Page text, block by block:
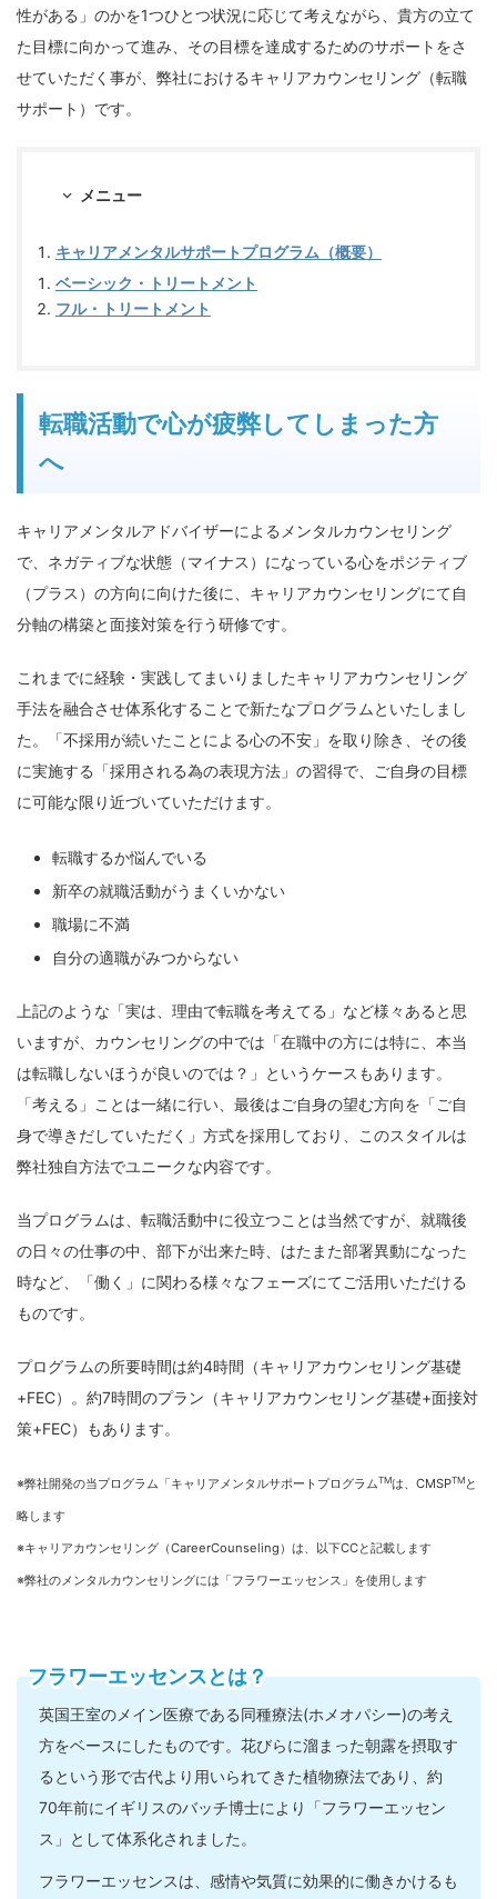
性がある」のかを1つひとつ状況に応じて考えながら、貴方の立て
た目標に向かって進み、その目標を達成するためのサポートをさ
せていただく事が、弊社におけるキャリアカウンセリング（転職
サポート）です。
メニュー
キャリアメンタルサポートプログラム（概要）
ベーシック・トリートメント
フル・トリートメント
転職活動で心が疲弊してしまった方
へ
キャリアメンタルアドバイザーによるメンタルカウンセリング
で、ネガティブな状態（マイナス）になっている心をポジティブ
（プラス）の方向に向けた後に、キャリアカウンセリングにて自
分軸の構築と面接対策を行う研修です。
これまでに経験・実践してまいりましたキャリアカウンセリング
手法を融合させ体系化することで新たなプログラムといたしまし
た。「不採用が続いたことによる心の不安」を取り除き、その後
に実施する「採用される為の表現方法」の習得で、ご自身の目標
に可能な限り近づいていただけます。
転職するか悩んでいる
新卒の就職活動がうまくいかない
職場に不満
自分の適職がみつからない
上記のような「実は、理由で転職を考えてる」など様々あると思
いますが、カウンセリングの中では「在職中の方には特に、本当
は転職しないほうが良いのでは？」というケースもあります。
「考える」ことは一緒に行い、最後はご自身の望む方向を「ご自
身で導きだしていただく」方式を採用しており、このスタイルは
弊社独自方法でユニークな内容です。
当プログラムは、転職活動中に役立つことは当然ですが、就職後
の日々の仕事の中、部下が出来た時、はたまた部署異動になった
時など、「働く」に関わる様々なフェーズにてご活用いただける
ものです。
プログラムの所要時間は約4時間（キャリアカウンセリング基礎
+FEC）。約7時間のプラン（キャリアカウンセリング基礎+面接対
策+FEC）もあります。
※弊社開発の当プログラム「キャリアメンタルサポートプログラムTMは、CMSPTM と
略します
※キャリアカウンセリング（CareerCounseling）は、以下CCと記載します
※弊社のメンタルカウンセリングには「フラワーエッセンス」を使用します
フラワーエッセンスとは？
英国王室のメイン医療である同種療法(ホメオパシー)の考え
方をベースにしたものです。花びらに溜まった朝露を摂取す
るという形で古代より用いられてきた植物療法であり、約
70年前にイギリスのバッチ博士により「フラワーエッセン
ス」として体系化されました。
フラワーエッセンスは、感情や気質に効果的に働きかけるも